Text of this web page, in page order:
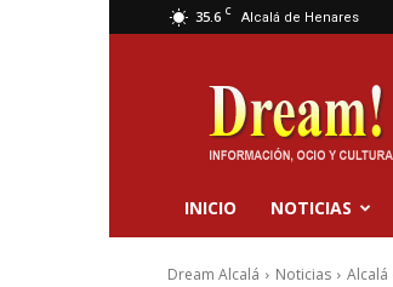
35.6 C Alcalá de Henares
Dream
Alcalá
INICIO NOTICIAS
Dream Alcalá Noticias Alcalá